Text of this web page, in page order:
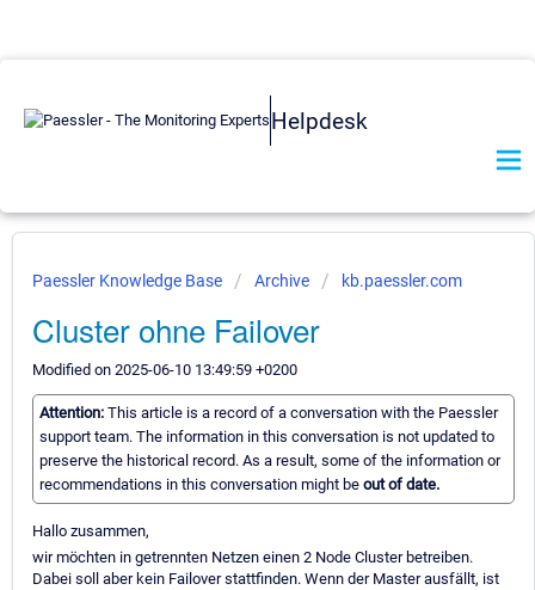
Helpdesk
Paessler Knowledge Base Archive kb.paessler.com
Cluster ohne Failover
Modified on 2025-06-10 13:49:59 +0200
Attention: This article is a record of a conversation with the Paessler
support team. The information in this conversation is not updated to
preserve the historical record. As a result, some of the information or
recommendations in this conversation might be out of date.
Hallo zusammen,
wir möchten in getrennten Netzen einen 2 Node Cluster betreiben.
Dabei soll aber kein Failover stattfinden. Wenn der Master ausfällt, ist